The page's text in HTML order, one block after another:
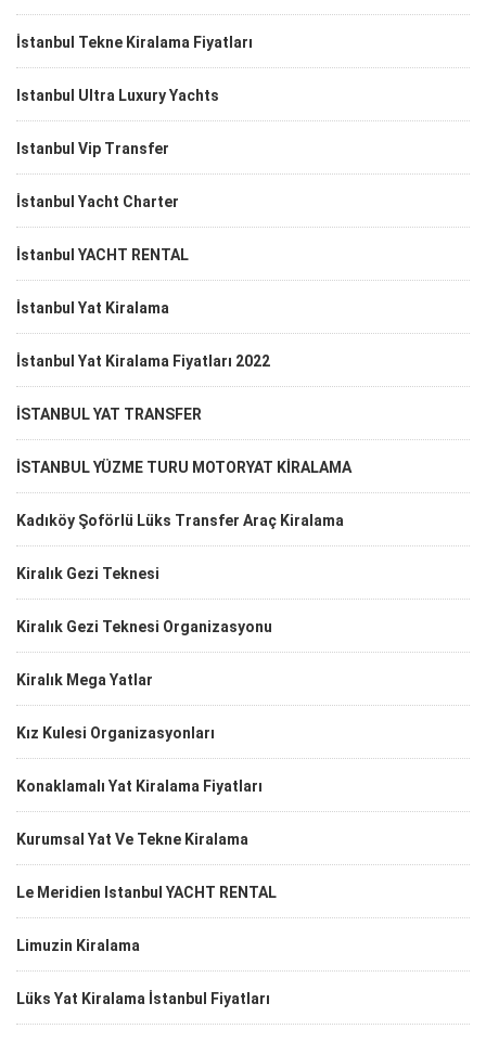
İstanbul Tekne Kiralama Fiyatları
Istanbul Ultra Luxury Yachts
Istanbul Vip Transfer
İstanbul Yacht Charter
İstanbul YACHT RENTAL
İstanbul Yat Kiralama
İstanbul Yat Kiralama Fiyatları 2022
İSTANBUL YAT TRANSFER
İSTANBUL YÜZME TURU MOTORYAT KİRALAMA
Kadıköy Şoförlü Lüks Transfer Araç Kiralama
Kiralık Gezi Teknesi
Kiralık Gezi Teknesi Organizasyonu
Kiralık Mega Yatlar
Kız Kulesi Organizasyonları
Konaklamalı Yat Kiralama Fiyatları
Kurumsal Yat Ve Tekne Kiralama
Le Meridien Istanbul YACHT RENTAL
Limuzin Kiralama
Lüks Yat Kiralama İstanbul Fiyatları